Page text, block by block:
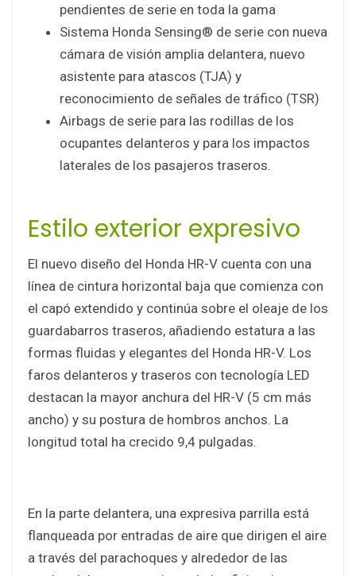
pendientes de serie en toda la gama
Sistema Honda Sensing® de serie con nueva
cámara de visión amplia delantera, nuevo
asistente para atascos (TJA) y
reconocimiento de señales de tráfico (TSR)
Airbags de serie para las rodillas de los
ocupantes delanteros y para los impactos
laterales de los pasajeros traseros.
Estilo exterior expresivo
El nuevo diseño del Honda HR-V cuenta con una
línea de cintura horizontal baja que comienza con
el capó extendido y continúa sobre el oleaje de los
guardabarros traseros, añadiendo estatura a las
formas fluidas y elegantes del Honda HR-V. Los
faros delanteros y traseros con tecnología LED
destacan la mayor anchura del HR-V (5 cm más
ancho) y su postura de hombros anchos. La
longitud total ha crecido 9,4 pulgadas.
En la parte delantera, una expresiva parrilla está
flanqueada por entradas de aire que dirigen el aire
a través del parachoques y alrededor de las